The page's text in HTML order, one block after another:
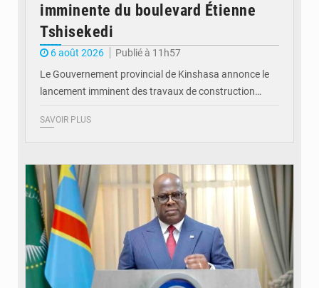
imminente du boulevard Étienne
Tshisekedi
6 août 2026
Publié à 11h57
Le Gouvernement provincial de Kinshasa annonce le
lancement imminent des travaux de construction…
SAVOIR PLUS